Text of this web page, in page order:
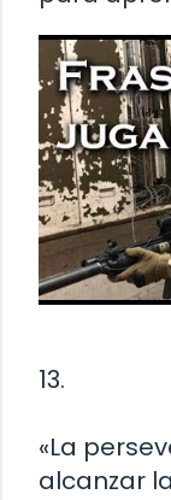
13.
«La
alcanzar